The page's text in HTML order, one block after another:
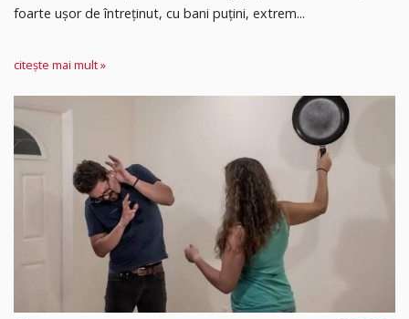
foarte ușor de întreținut, cu bani puțini, extrem...
citește mai mult »